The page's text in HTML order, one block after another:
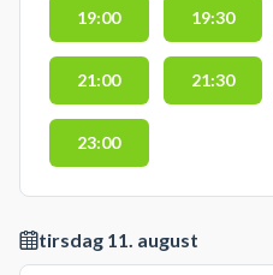
19:00 19:30
21:00 21:30
23:00
tirsdag 11. august